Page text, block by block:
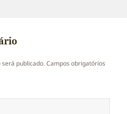
será publicado. Campos obrigatórios